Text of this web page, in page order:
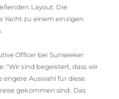
Layout. Die
Yacht zu einem einzigen
Officer bei Sunseeker
"Wir sind begeistert, dass wir
Auswahl für diese
gekommen sind. Das